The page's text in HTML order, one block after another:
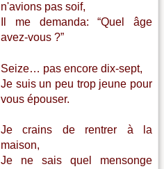
n'avions pas soif,
Il me demanda: “Quel âge
avez-vous ?”
Seize… pas encore dix-sept,
Je suis un peu trop jeune pour
vous épouser.
Je crains de rentrer à la
maison,
Je ne sais quel mensonge